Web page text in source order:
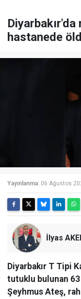
hastanede
Yayınlanma: 06 Ağustos
İlyas
Diyarbakır T Tipi
tutuklu bulunan 63
Şeyhmus Ateş,